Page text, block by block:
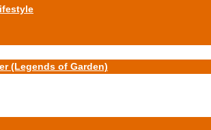
(Legends of Garden)